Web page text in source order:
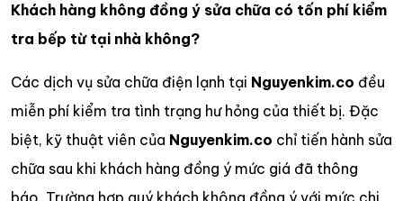
Khách hàng không đồng ý sửa chữa có tốn phí kiểm
tra bếp từ tại nhà không?
Các dịch vụ sửa chữa điện lạnh tại Nguyenkim.co đều
miễn phí kiểm tra tình trạng hư hỏng của thiết bị. Đặc
biệt, kỹ thuật viên của Nguyenkim.co chỉ tiến hành sửa
chữa sau khi khách hàng đồng ý mức giá đã thông